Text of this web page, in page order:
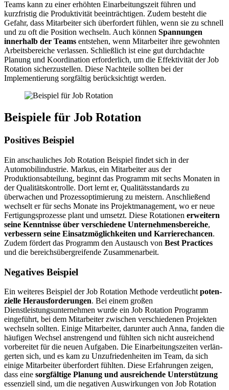
Teams kann zu einer erhöhten Einarbeitungszeit führen und
kurzfristig die Produktivität beein­träch­tigen. Zudem besteht die
Gefahr, dass Mitarbeiter sich überfordert fühlen, wenn sie zu schnell
und zu oft die Position wechseln. Auch können Spannungen
innerhalb der Teams entstehen, wenn Mitarbeiter ihre gewohnten
Arbeitsbereiche verlassen. Schließlich ist eine gut durch­dachte
Planung und Koordination erfor­derlich, um die Effektivität der Job
Rotation sicher­zu­stellen. Diese Nachteile sollten bei der
Implementierung sorgfältig berück­sichtigt werden.
Beispiele für Job Rotation
Positives Beispiel
Ein anschau­liches Job Rotation Beispiel findet sich in der
Automobilindustrie. Markus, ein Mitarbeiter aus der
Produktionsabteilung, beginnt das Programm mit sechs Monaten in
der Qualitätskontrolle. Dort lernt er, Qualitätsstandards zu
überwachen und Prozessoptimierung zu meistern. Anschließend
wechselt er für sechs Monate ins Projektmanagement, wo er neue
Fertigungsprozesse plant und umsetzt. Diese Rotationen erweitern
seine Kenntnisse über verschiedene Unternehmensbereiche,
verbessern seine Einsatzmöglichkeiten und Karrierechancen.
Zudem fördert das Programm den Austausch von Best Practices
und die bereichs­über­grei­fende Zusammenarbeit.
Negatives Beispiel
Ein weiteres Beispiel der Job Rotation Methode verdeut­licht poten­
zielle Herausforderungen. Bei einem großen
Dienstleistungsunternehmen wurde ein Job Rotation Programm
einge­führt, bei dem Mitarbeiter zwischen verschie­denen Projekten
wechseln sollten. Einige Mitarbeiter, darunter auch Anna, fanden die
häufigen Wechsel anstrengend und fühlten sich nicht ausrei­chend
vorbe­reitet für die neuen Aufgaben. Die Einarbeitungszeiten verlän­
gerten sich, und es kam zu Unzufriedenheiten im Team, da sich
einige Mitarbeiter überfordert fühlten. Diese Erfahrungen zeigen,
dass eine sorgfältige Planung und ausrei­chende Unterstützung
essen­ziell sind, um die negativen Auswirkungen von Job Rotation